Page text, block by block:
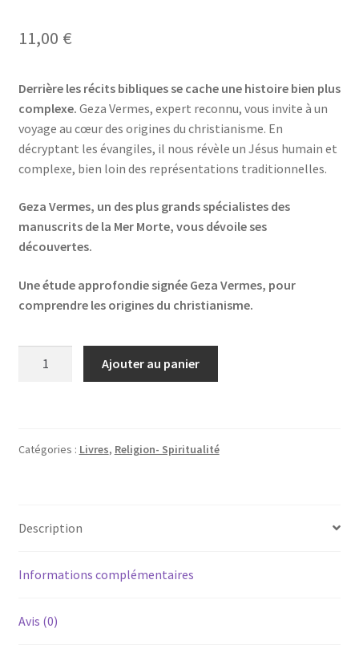
11,00 €
Derrière les récits bibliques se cache une histoire bien plus
complexe. Geza Vermes, expert reconnu, vous invite à un
voyage au cœur des origines du christianisme. En
décryptant les évangiles, il nous révèle un Jésus humain et
complexe, bien loin des représentations traditionnelles.
Geza Vermes, un des plus grands spécialistes des
manuscrits de la Mer Morte, vous dévoile ses
découvertes.
Une étude approfondie signée Geza Vermes, pour
comprendre les origines du christianisme.
Ajouter au panier
Catégories : Livres, Religion- Spiritualité
Description
Informations complémentaires
Avis (0)